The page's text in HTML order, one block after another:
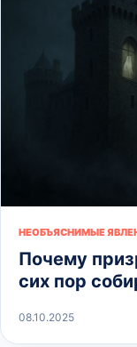
НЕОБЪЯСНИМЫЕ
Почему
сих пор
08.10.2025